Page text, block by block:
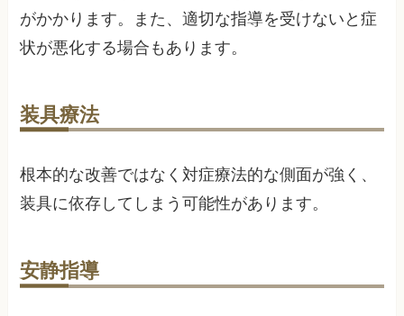
がかかります。また、適切な指導を受けないと症
状が悪化する場合もあります。
装具療法
根本的な改善ではなく対症療法的な側面が強く、
装具に依存してしまう可能性があります。
安静指導